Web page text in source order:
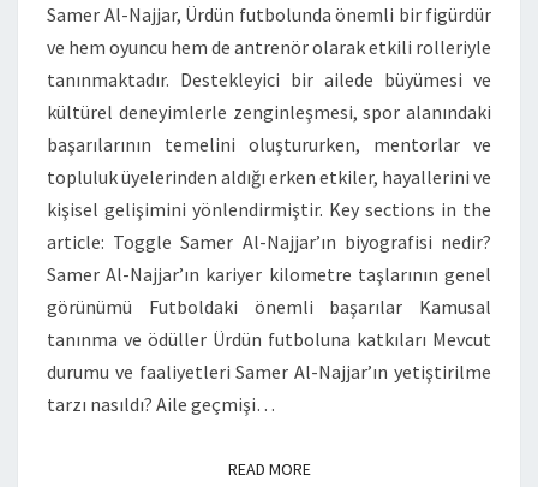
Samer Al-Najjar, Ürdün futbolunda önemli bir figürdür
ve hem oyuncu hem de antrenör olarak etkili rolleriyle
tanınmaktadır. Destekleyici bir ailede büyümesi ve
kültürel deneyimlerle zenginleşmesi, spor alanındaki
başarılarının temelini oluştururken, mentorlar ve
topluluk üyelerinden aldığı erken etkiler, hayallerini ve
kişisel gelişimini yönlendirmiştir. Key sections in the
article: Toggle Samer Al-Najjar’ın biyografisi nedir?
Samer Al-Najjar’ın kariyer kilometre taşlarının genel
görünümü Futboldaki önemli başarılar Kamusal
tanınma ve ödüller Ürdün futboluna katkıları Mevcut
durumu ve faaliyetleri Samer Al-Najjar’ın yetiştirilme
tarzı nasıldı? Aile geçmişi…
READ MOREREAD MORE